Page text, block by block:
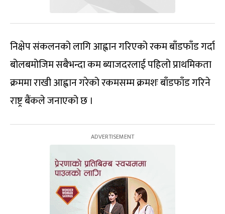
निक्षेप संकलनको लागि आह्वान गरिएको रकम बाँडफाँड गर्दा
बोलबमोजिम सबैभन्दा कम ब्याजदरलाई पहिलो प्राथमिकता
क्रममा राखी आह्वान गरेको रकमसम्म क्रमशः बाँडफाँड गरिने
राष्ट्र बैंकले जनाएको छ ।